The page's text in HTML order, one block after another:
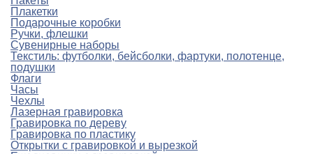
Плакетки
Подарочные коробки
Ручки, флешки
Сувенирные наборы
Текстиль: футболки, бейсболки, фартуки, полотенце,
подушки
Флаги
Часы
Чехлы
Лазерная гравировка
Гравировка по дереву
Гравировка по пластику
Открытки с гравировкой и вырезкой